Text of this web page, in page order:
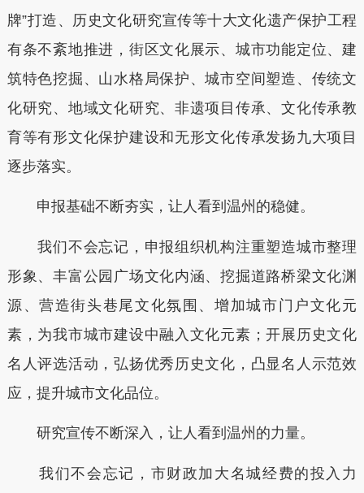
牌”打造、历史文化研究宣传等十大文化遗产保护工程
有条不紊地推进，街区文化展示、城市功能定位、建
筑特色挖掘、山水格局保护、城市空间塑造、传统文
化研究、地域文化研究、非遗项目传承、文化传承教
育等有形文化保护建设和无形文化传承发扬九大项目
逐步落实。
申报基础不断夯实，让人看到温州的稳健。
我们不会忘记，申报组织机构注重塑造城市整理
形象、丰富公园广场文化内涵、挖掘道路桥梁文化渊
源、营造街头巷尾文化氛围、增加城市门户文化元
素，为我市城市建设中融入文化元素；开展历史文化
名人评选活动，弘扬优秀历史文化，凸显名人示范效
应，提升城市文化品位。
研究宣传不断深入，让人看到温州的力量。
我们不会忘记，市财政加大名城经费的投入力